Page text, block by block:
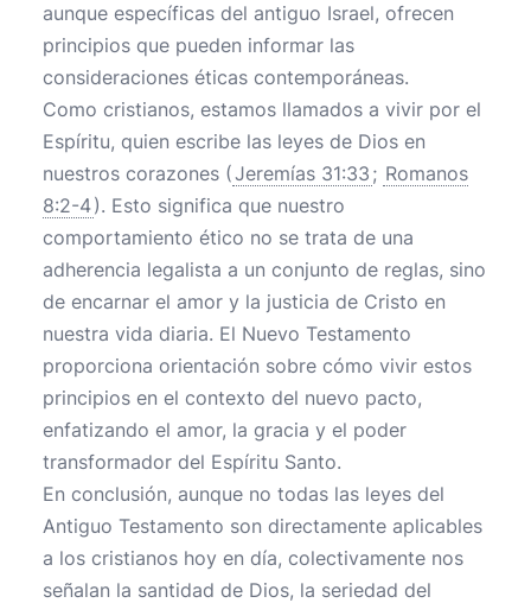
aunque específicas del antiguo Israel, ofrecen
principios que pueden informar las
consideraciones éticas contemporáneas.
Como cristianos, estamos llamados a vivir por el
Espíritu, quien escribe las leyes de Dios en
nuestros corazones (Jeremías 31:33 ; Romanos
8:2-4). Esto significa que nuestro
comportamiento ético no se trata de una
adherencia legalista a un conjunto de reglas, sino
de encarnar el amor y la justicia de Cristo en
nuestra vida diaria. El Nuevo Testamento
proporciona orientación sobre cómo vivir estos
principios en el contexto del nuevo pacto,
enfatizando el amor, la gracia y el poder
transformador del Espíritu Santo.
En conclusión, aunque no todas las leyes del
Antiguo Testamento son directamente aplicables
a los cristianos hoy en día, colectivamente nos
señalan la santidad de Dios, la seriedad del